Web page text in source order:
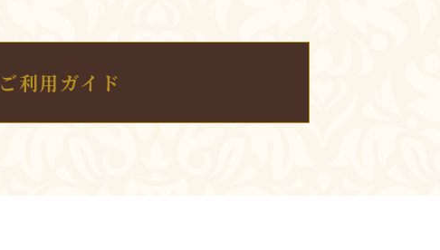
ご利用ガイド